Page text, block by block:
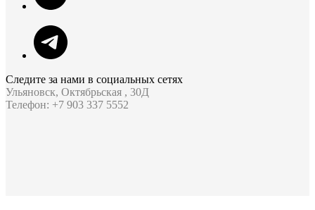
Следите за нами в социальных сетях
Ульяновск, Октябрьская , 30Д
Телефон: +7 903 337 5552